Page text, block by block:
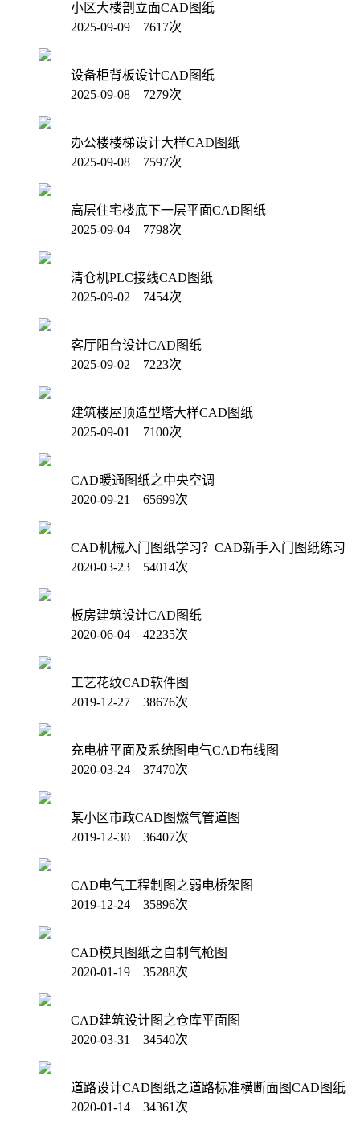
小区大楼剖立面CAD图纸
2025-09-09 7617次
设备柜背板设计CAD图纸
2025-09-08 7279次
办公楼楼梯设计大样CAD图纸
2025-09-08 7597次
高层住宅楼底下一层平面CAD图纸
2025-09-04 7798次
清仓机PLC接线CAD图纸
2025-09-02 7454次
客厅阳台设计CAD图纸
2025-09-02 7223次
建筑楼屋顶造型塔大样CAD图纸
2025-09-01 7100次
CAD暖通图纸之中央空调
2020-09-21 65699次
CAD机械入门图纸学习？CAD新手入门图纸练习
2020-03-23 54014次
板房建筑设计CAD图纸
2020-06-04 42235次
工艺花纹CAD软件图
2019-12-27 38676次
充电桩平面及系统图电气CAD布线图
2020-03-24 37470次
某小区市政CAD图燃气管道图
2019-12-30 36407次
CAD电气工程制图之弱电桥架图
2019-12-24 35896次
CAD模具图纸之自制气枪图
2020-01-19 35288次
CAD建筑设计图之仓库平面图
2020-03-31 34540次
道路设计CAD图纸之道路标准横断面图CAD图纸
2020-01-14 34361次